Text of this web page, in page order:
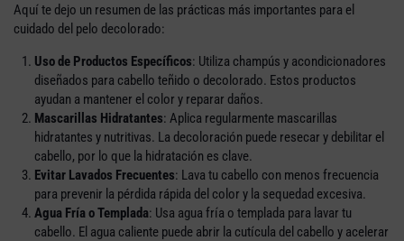
Aquí te dejo un resumen de las prácticas más importantes para el
cuidado del pelo decolorado:
Uso de Productos Específicos: Utiliza champús y acondicionadores
diseñados para cabello teñido o decolorado. Estos productos
ayudan a mantener el color y reparar daños.
Mascarillas Hidratantes: Aplica regularmente mascarillas
hidratantes y nutritivas. La decoloración puede resecar y debilitar el
cabello, por lo que la hidratación es clave.
Evitar Lavados Frecuentes: Lava tu cabello con menos frecuencia
para prevenir la pérdida rápida del color y la sequedad excesiva.
Agua Fría o Templada: Usa agua fría o templada para lavar tu
cabello. El agua caliente puede abrir la cutícula del cabello y acelerar